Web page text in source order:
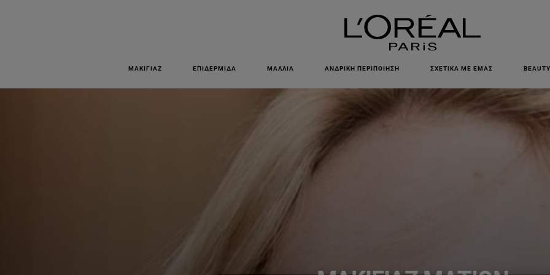
ΕΓΓΡΑΦΕΙΤΕ ΣΤΟ NEWSLETTER!
ΜΑΚΙΓΙΆΖ ΕΠΙΔΕΡΜΊΔΑ ΜΑΛΛΙΆ ΑΝΔΡΙΚΉ ΠΕΡΙΠΟΊΗΣΗ ΣΧΕΤΙΚΆ ΜΕ ΕΜΆΣ